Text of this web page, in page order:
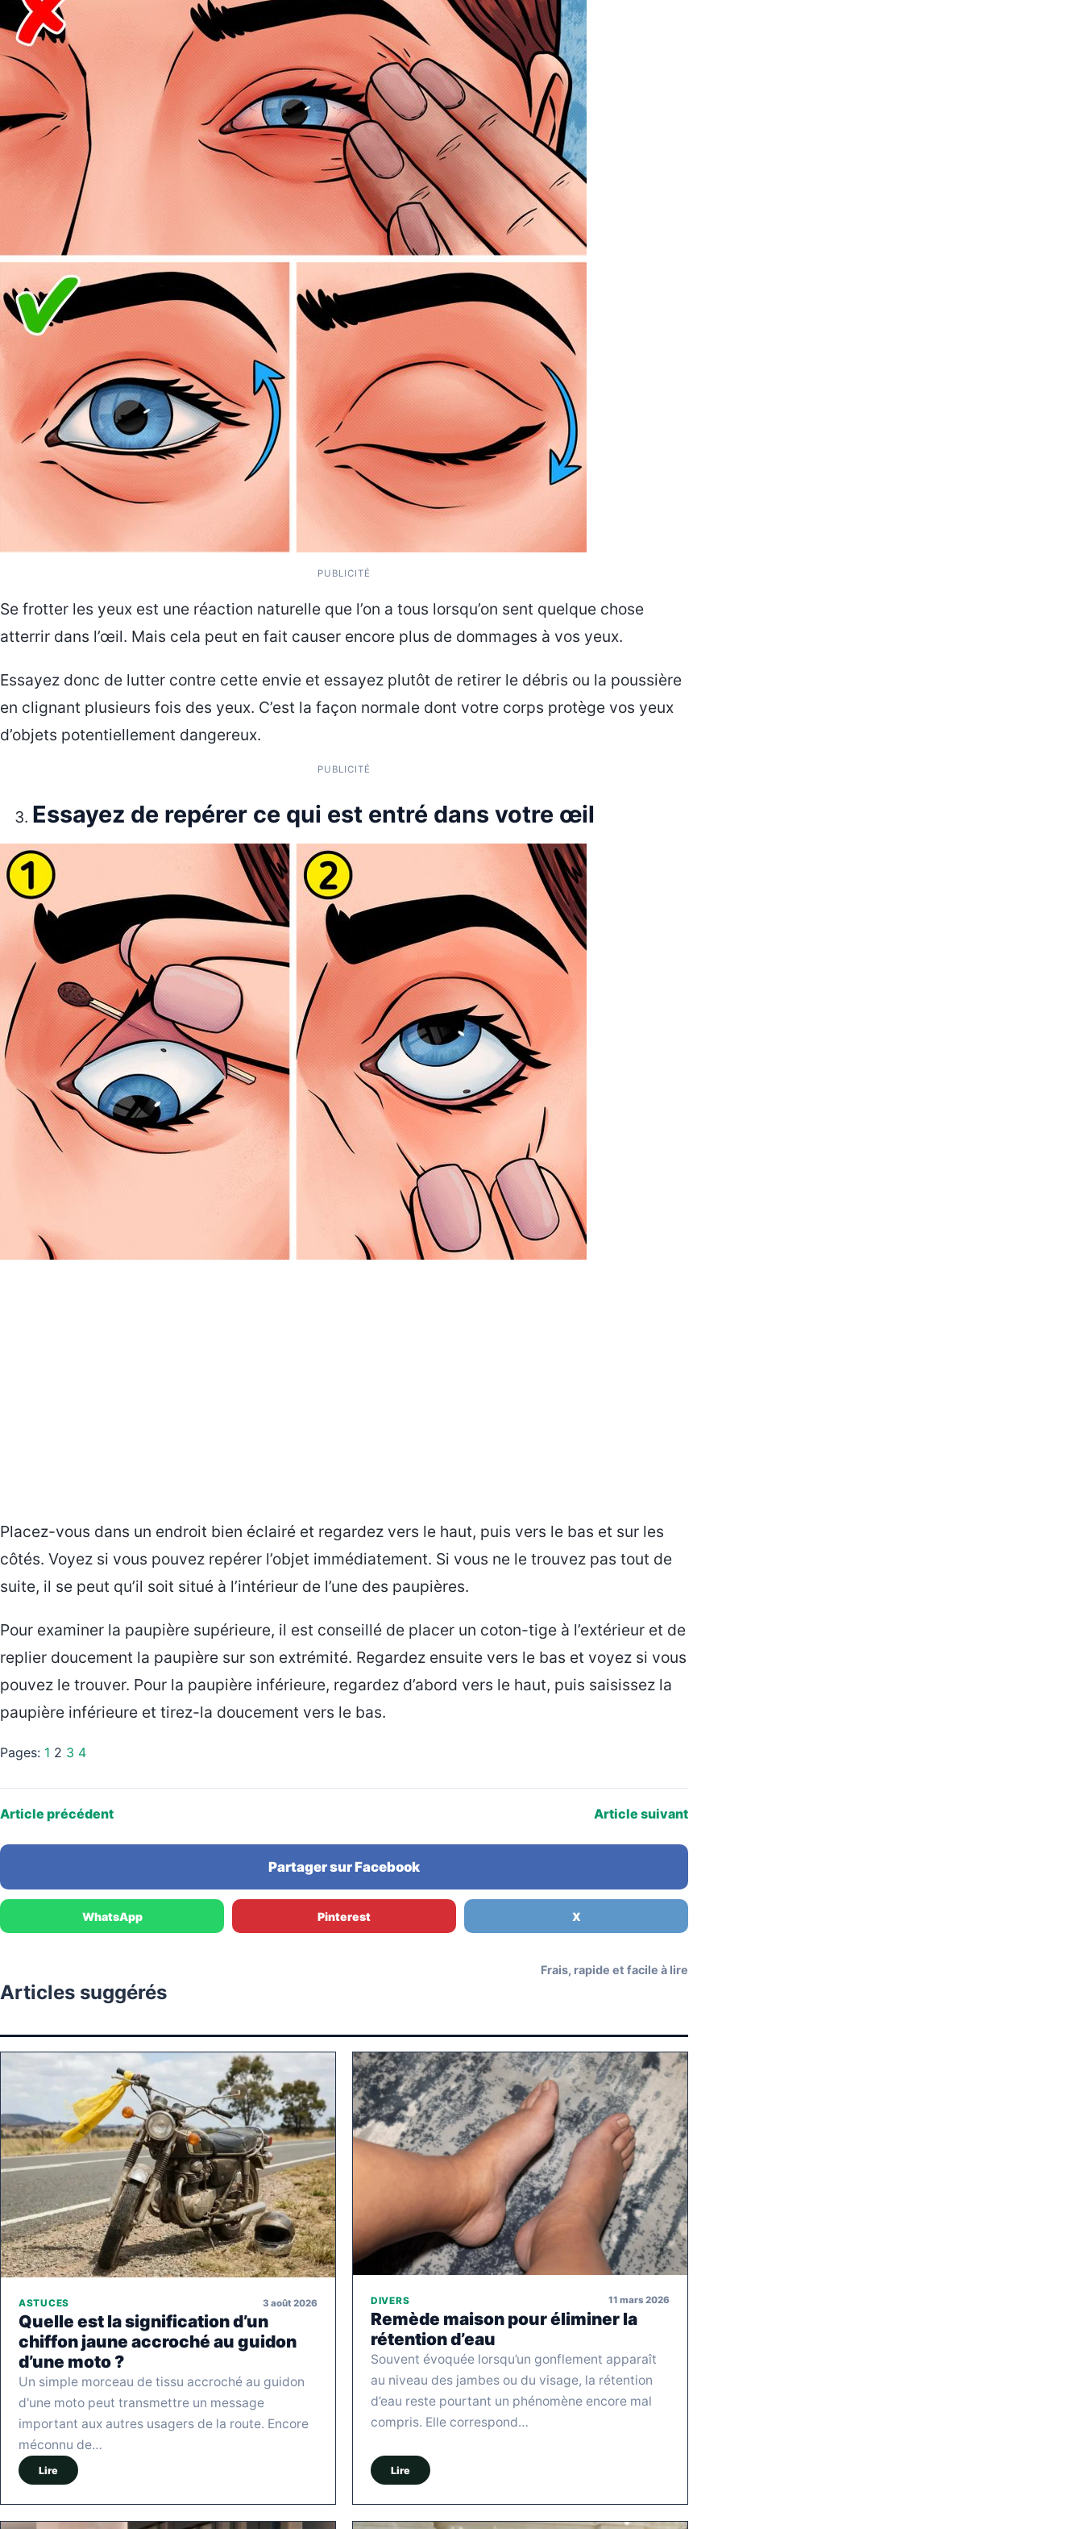
PUBLICITÉ
Se frotter les yeux est une réaction naturelle que l’on a tous lorsqu’on sent quelque chose
atterrir dans l’œil. Mais cela peut en fait causer encore plus de dommages à vos yeux.
Essayez donc de lutter contre cette envie et essayez plutôt de retirer le débris ou la poussière
en clignant plusieurs fois des yeux. C’est la façon normale dont votre corps protège vos yeux
d’objets potentiellement dangereux.
PUBLICITÉ
Essayez de repérer ce qui est entré dans votre œil
Placez-vous dans un endroit bien éclairé et regardez vers le haut, puis vers le bas et sur les
côtés. Voyez si vous pouvez repérer l’objet immédiatement. Si vous ne le trouvez pas tout de
suite, il se peut qu’il soit situé à l’intérieur de l’une des paupières.
Pour examiner la paupière supérieure, il est conseillé de placer un coton-tige à l’extérieur et de
replier doucement la paupière sur son extrémité. Regardez ensuite vers le bas et voyez si vous
pouvez le trouver. Pour la paupière inférieure, regardez d’abord vers le haut, puis saisissez la
paupière inférieure et tirez-la doucement vers le bas.
Pages: 1 2 3 4
Article précédent Article suivant
Partager sur Facebook
WhatsApp Pinterest X
Articles suggérés
Frais, rapide et facile à lire
ASTUCES 3 août 2026
Quelle est la signification d’un
chiffon jaune accroché au guidon
d’une moto ?
Un simple morceau de tissu accroché au guidon
d'une moto peut transmettre un message
important aux autres usagers de la route. Encore
méconnu de…
Lire
DIVERS 11 mars 2026
Remède maison pour éliminer la
rétention d’eau
Souvent évoquée lorsqu’un gonflement apparaît
au niveau des jambes ou du visage, la rétention
d’eau reste pourtant un phénomène encore mal
compris. Elle correspond…
Lire